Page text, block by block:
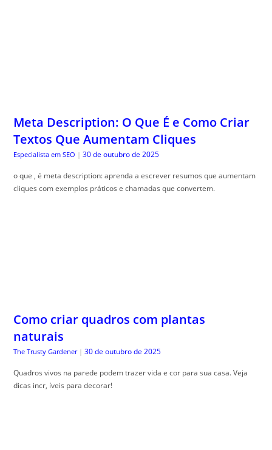
Meta Description: O Que É e Como Criar
Textos Que Aumentam Cliques
Especialista em SEO | 30 de outubro de 2025
o que , é meta description: aprenda a escrever resumos que aumentam
cliques com exemplos práticos e chamadas que convertem.
Como criar quadros com plantas
naturais
The Trusty Gardener | 30 de outubro de 2025
Quadros vivos na parede podem trazer vida e cor para sua casa. Veja
dicas incr, íveis para decorar!